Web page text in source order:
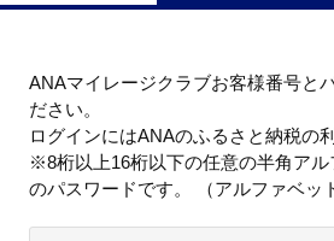
ANAマイレージクラブお客様番号と
ださい。
ログインにはANAのふるさと納税の
※8桁以上16桁以下の任意の半角ア
のパスワードです。 （アルファベッ